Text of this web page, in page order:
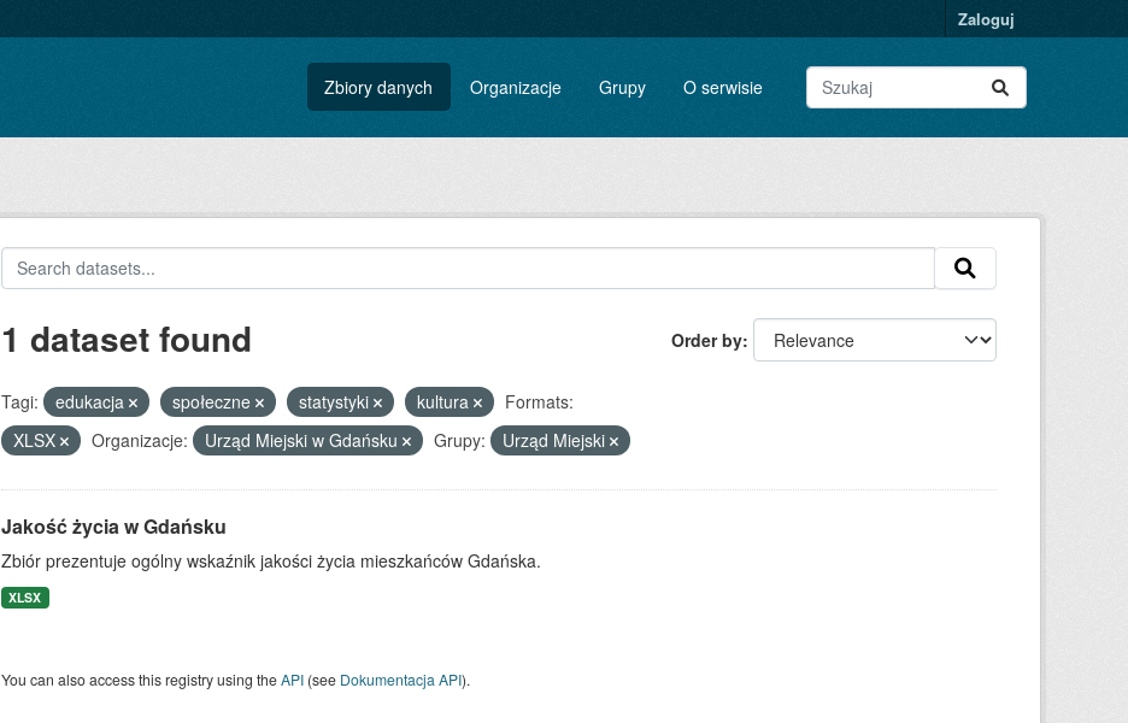
Zaloguj
Zbiory danych Organizacje Grupy O serwisie
Order by
1 dataset found
Tagi: edukacja społeczne statystyki kultura
Formats:
XLSX
Organizacje: Urząd Miejski w Gdańsku Grupy: Urząd Miejski
Jakość życia w Gdańsku
Zbiór prezentuje ogólny wskaźnik jakości życia mieszkańców Gdańska.
XLSX
You can also access this registry using theAPI(see Dokumentacja API).